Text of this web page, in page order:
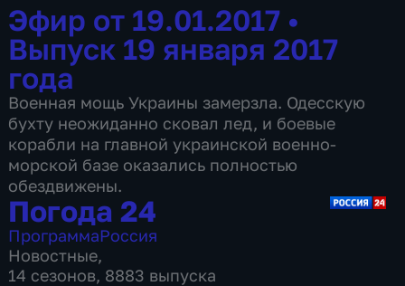
Эфир от 19.01.2017 •
Выпуск 19 января 2017
года
Военная мощь Украины замерзла. Одесскую
бухту неожиданно сковал лед, и боевые
корабли на главной украинской военно-
морской базе оказались полностью
обездвижены.
Погода 24
ПрограммаРоссия
Новостные,
14 сезонов, 8883 выпуска